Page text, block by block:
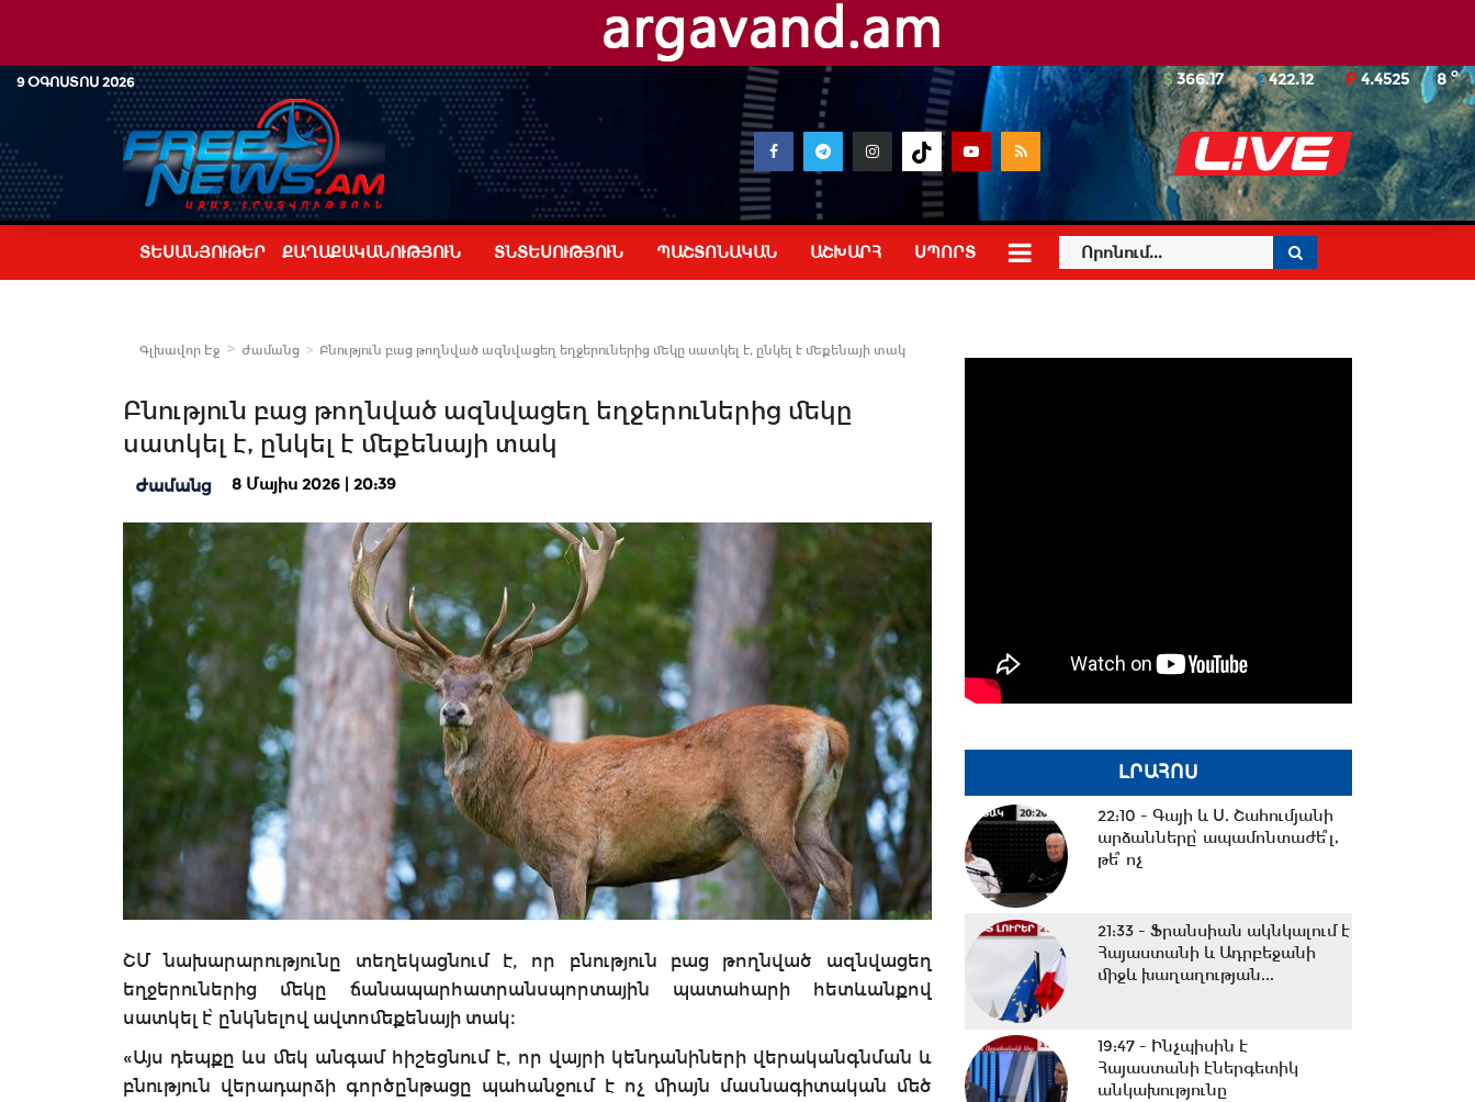
9 ՕԳՈՍՏՈՍ 2026 8o
366.17 422.12 4.4525
ՏԵՍԱՆՅՈՒԹԵՐ ՔԱՂԱՔԱԿԱՆՈՒԹՅՈՒՆ ՏՆՏԵՍՈՒԹՅՈՒՆ ՊԱՇՏՈՆԱԿԱՆ ԱՇԽԱՐՀ ՍՊՈՐՏ
Գլխավոր Էջ Ժամանց Բնություն բաց թողնված ազնվացեղ եղջերուներից մեկը սատկել է, ընկել է մեքենայի տակ
Բնություն բաց թողնված ազնվացեղ եղջերուներից մեկը
սատկել է, ընկել է մեքենայի տակ
Ժամանց 8 Մայիս 2026 | 20:39
ՇՄ նախարարությունը տեղեկացնում է, որ բնություն բաց թողնված ազնվացեղ
եղջերուներից մեկը ճանապարհատրանսպորտային պատահարի հետևանքով
սատկել է՝ ընկնելով ավտոմեքենայի տակ։
«Այս դեպքը ևս մեկ անգամ հիշեցնում է, որ վայրի կենդանիների վերականգնման և
բնություն վերադարձի գործընթացը պահանջում է ոչ միայն մասնագիտական մեծ
ԼՐԱՀՈՍ
22:10 - Գայի և Ս. Շահումյանի
արձանները՝ ապամոնտաժե՞լ,
թե՞ ոչ
21:33 - Ֆրանսիան ակնկալում է
Հայաստանի և Ադրբեջանի
միջև խաղաղության...
19:47 - Ինչպիսին է
Հայաստանի էներգետիկ
անկախությունը